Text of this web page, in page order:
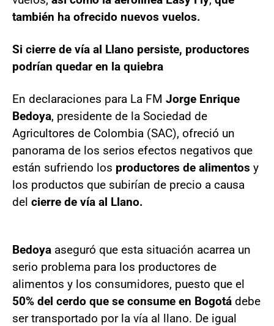
también ha ofrecido nuevos vuelos.
Si cierre de vía al Llano persiste, productores
podrían quedar en la quiebra
En declaraciones para La FM Jorge Enrique
Bedoya, presidente de la Sociedad de
Agricultores de Colombia (SAC), ofreció un
panorama de los serios efectos negativos que
están sufriendo los productores de alimentos y
los productos que subirían de precio a causa
del cierre de vía al Llano.
Bedoya aseguró que esta situación acarrea un
serio problema para los productores de
alimentos y los consumidores, puesto que el
50% del cerdo que se consume en Bogotá debe
ser transportado por la vía al llano. De igual